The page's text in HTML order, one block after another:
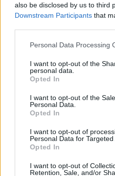
also be disclosed by us to third
Downstream Participants that
Personal Data Processing
I want to opt-out of the
personal data.
Opted In
I want to opt-out of the
Personal Data.
Opted In
I want to opt-out of
Personal Data for Targeted
Opted In
I want to opt-out of
Retention, Sale, and/or
2022-01-02
GARANZIA DEL FONDO
SPECIALE DI CUI
Banca del Mezzogiorno
49.063 euro
2021-12-27
SPECIALE DI CUI
DEL 17 MARZO 2020 N. 18
12.649 euro
2021-12-21
GARANZIA DEL FONDO